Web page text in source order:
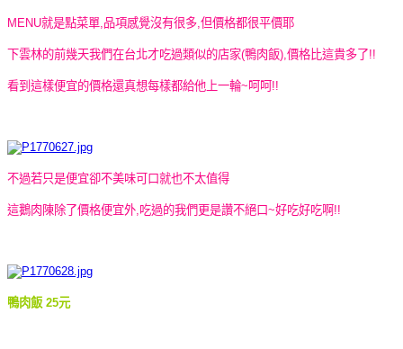
MENU就是點菜單,品項感覺沒有很多,但價格都很平價耶
下雲林的前幾天我們在台北才吃過類似的店家(鴨肉飯),價格比這貴多了!!
看到這樣便宜的價格還真想每樣都給他上一輪~呵呵!!
不過若只是便宜卻不美味可口就也不太值得
這鵝肉陳除了價格便宜外,吃過的我們更是讚不絕口~好吃好吃啊!!
鴨肉飯 25元